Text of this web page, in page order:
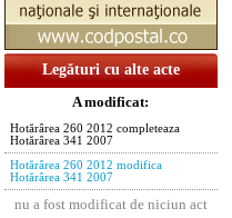
Legături cu alte acte
A modificat:
Hotărârea 260 2012 completeaza
Hotărârea 341 2007
Hotărârea 260 2012 modifica
Hotărârea 341 2007
nu a fost modificat de niciun act